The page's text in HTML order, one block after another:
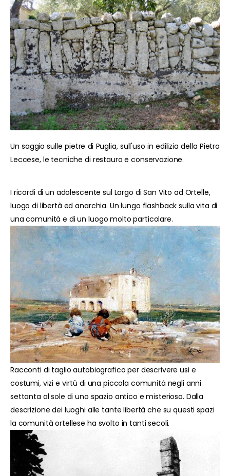
Un saggio sulle pietre di Puglia, sull'uso in edilizia della Pietra
Leccese, le tecniche di restauro e conservazione.
I ricordi di un adolescente sul Largo di San Vito ad Ortelle,
luogo di libertà ed anarchia. Un lungo flashback sulla vita di
una comunità e di un luogo molto particolare.
Racconti di taglio autobiografico per descrivere usi e
costumi, vizi e virtù di una piccola comunità negli anni
settanta al sole di uno spazio antico e misterioso. Dalla
descrizione dei luoghi alle tante libertà che su questi spazi
la comunità ortellese ha svolto in tanti secoli.